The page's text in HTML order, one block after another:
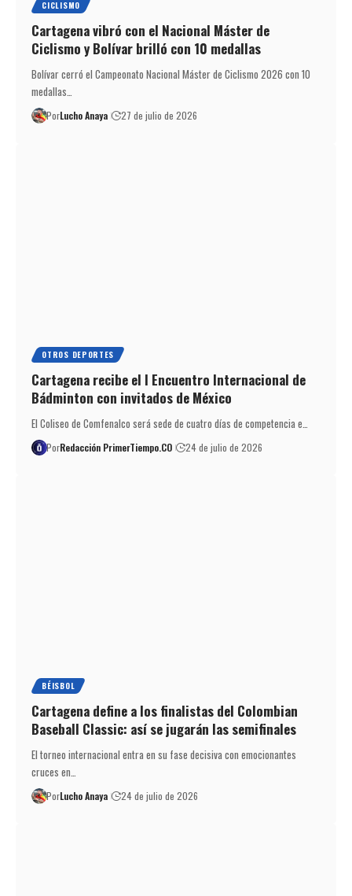
CICLISMO
Cartagena vibró con el Nacional Máster de
Ciclismo y Bolívar brilló con 10 medallas
Bolívar cerró el Campeonato Nacional Máster de Ciclismo 2026 con 10
medallas…
PorLucho Anaya 27 de julio de 2026
OTROS DEPORTES
Cartagena recibe el I Encuentro Internacional de
Bádminton con invitados de México
El Coliseo de Comfenalco será sede de cuatro días de competencia e…
PorRedacción PrimerTiempo.CO 24 de julio de 2026
BÉISBOL
Cartagena define a los finalistas del Colombian
Baseball Classic: así se jugarán las semifinales
El torneo internacional entra en su fase decisiva con emocionantes
cruces en…
PorLucho Anaya 24 de julio de 2026